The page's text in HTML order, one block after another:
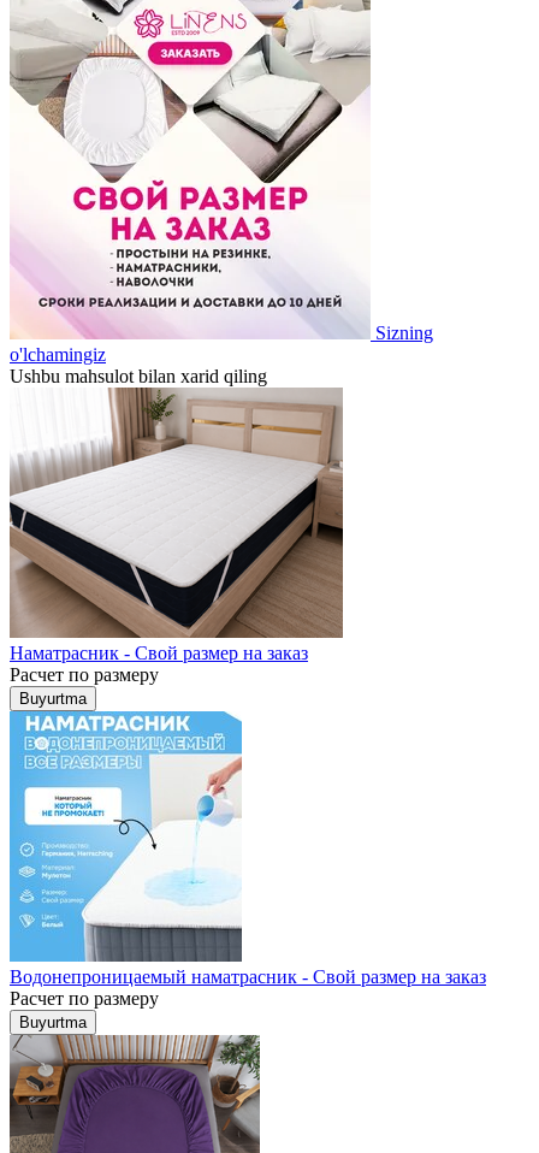
Sizning
o'lchamingiz
Ushbu mahsulot bilan xarid qiling
Наматрасник - Свой размер на заказ
Расчет по размеру
Buyurtma
Водонепроницаемый наматрасник - Свой размер на заказ
Расчет по размеру
Buyurtma